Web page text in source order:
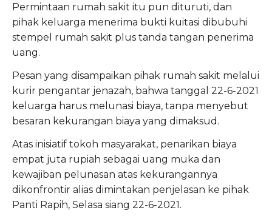
Permintaan rumah sakit itu pun dituruti, dan
pihak keluarga menerima bukti kuitasi dibubuhi
stempel rumah sakit plus tanda tangan penerima
uang.
Pesan yang disampaikan pihak rumah sakit melalui
kurir pengantar jenazah, bahwa tanggal 22-6-2021
keluarga harus melunasi biaya, tanpa menyebut
besaran kekurangan biaya yang dimaksud.
Atas inisiatif tokoh masyarakat, penarikan biaya
empat juta rupiah sebagai uang muka dan
kewajiban pelunasan atas kekurangannya
dikonfrontir alias dimintakan penjelasan ke pihak
Panti Rapih, Selasa siang 22-6-2021.